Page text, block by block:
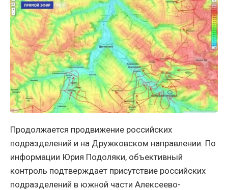
Продолжается продвижение российских
подразделений и на Дружковском направлении. По
информации Юрия Подоляки, объективный
контроль подтверждает присутствие российских
подразделений в южной части Алексеево-